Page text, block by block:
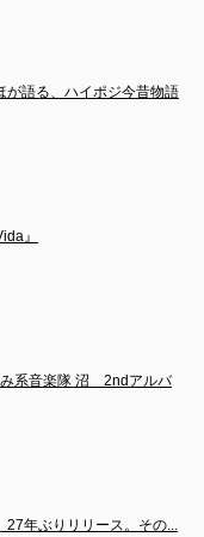
が語る、ハイポジ今昔物語
』
系音楽隊 沼　2ndアルバ
27年ぶりリリース。その...